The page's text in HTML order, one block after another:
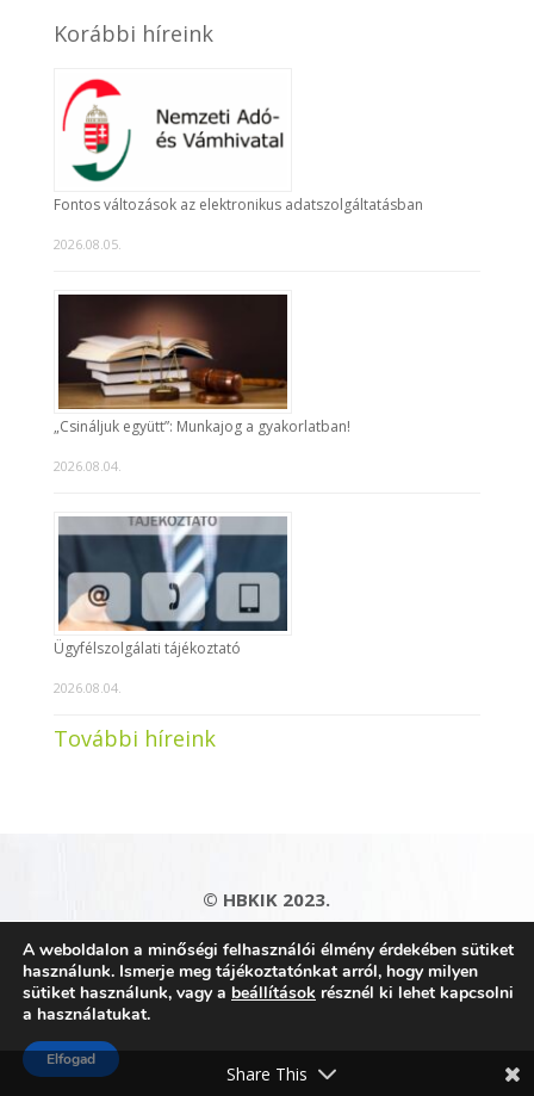
Korábbi híreink
Fontos változások az elektronikus adatszolgáltatásban
2026.08.05.
„Csináljuk együtt”: Munkajog a gyakorlatban!
2026.08.04.
Ügyfélszolgálati tájékoztató
2026.08.04.
További híreink
© HBKIK 2023.
Adatkezelési tájékoztató|Impresszum|
Kapcsolat|Honlaptérkép
A weboldalon a minőségi felhasználói élmény érdekében sütiket
használunk. Ismerje meg tájékoztatónkat arról, hogy milyen
sütiket használunk, vagy a beállítások résznél ki lehet kapcsolni
a használatukat.
Elfogad
Share This